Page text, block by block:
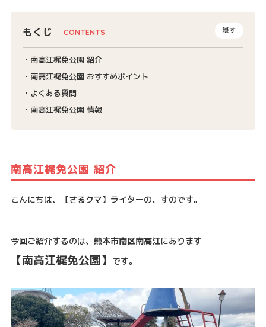
もくじ 隠す
南高江梶免公園 紹介
南高江梶免公園 おすすめポイント
よくある質問
南高江梶免公園 情報
南高江梶免公園 紹介
こんにちは、【さるクマ】ライターの、すのです。
今回ご紹介するのは、 熊本市南区南高江にあります
【南高江梶免公園】 です。